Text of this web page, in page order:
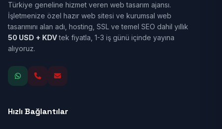
Türkiye geneline hizmet veren web tasarım ajansı.
İşletmenize özel hazır web sitesi ve kurumsal web
tasarımını alan adı, hosting, SSL ve temel SEO dahil yıllık
50 USD + KDVtek fiyatla, 1-3 iş günü içinde yayına
alıyoruz.
Hızlı Bağlantılar